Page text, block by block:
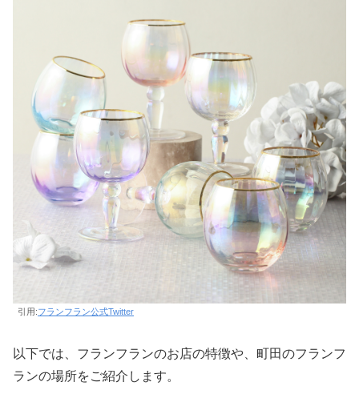
引用:フランフラン公式Twitter
以下では、フランフランのお店の特徴や、町田のフランフ
ランの場所をご紹介します。